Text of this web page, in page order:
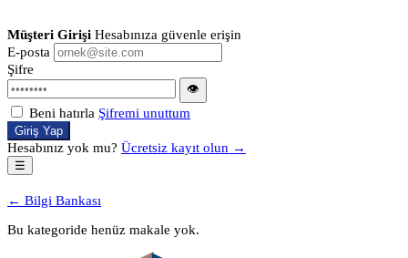
Müşteri Girişi Hesabınıza güvenle erişin
E-posta
Şifre
👁
Beni hatırla Şifremi unuttum
Giriş Yap
Hesabınız yok mu? Ücretsiz kayıt olun →
☰
← Bilgi Bankası
Bu kategoride henüz makale yok.